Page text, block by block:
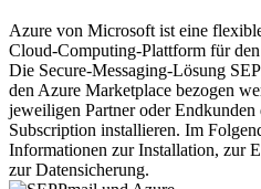
Azure von Microsoft ist eine
Cloud-Computing-Plattform für
Die Secure-Messaging-Lösung
den Azure Marketplace bezogen
jeweiligen Partner oder
Subscription installieren. Im
Informationen zur Installation, zur
zur Datensicherung.